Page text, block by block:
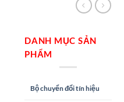
DANH MỤC SẢN
PHẨM
Bộ chuyển đổi tín hiệu